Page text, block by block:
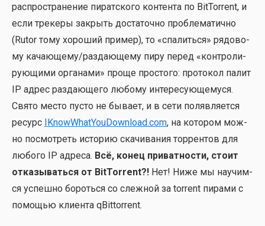
рас­про­стра­не­ние пират­ско­го кон­тен­та по BitTorrent, и
если тре­ке­ры закрыть доста­точ­но про­бле­ма­тич­но
(Rutor тому хоро­ший при­мер), то «спа­лить­ся» рядо­во­
му качающему/раздающему пиру перед «кон­тро­ли­
ру­ю­щи­ми орга­на­ми» про­ще про­сто­го: про­то­кол палит
IP адрес раз­да­ю­ще­го любо­му инте­ре­су­ю­ще­му­ся.
Свя­то место пусто не быва­ет, и в сети поляв­ля­ет­ся
ресурс IKnowWhatYouDownload.com, на кото­ром мож­
но посмот­реть исто­рию ска­чи­ва­ния тор­рен­тов для
любо­го IP адре­са. Всё, конец при­ват­но­сти, сто­ит
отка­зы­вать­ся от BitTorrent?! Нет! Ниже мы научим­
ся успеш­но бороть­ся со слеж­ной за torrent пира­ми с
помо­щью кли­ен­та qBittorrent.